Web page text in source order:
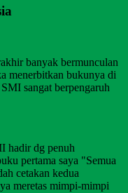
banyak bermunculan
menerbitkan bukunya di
sangat berpengaruh
hadir dg penuh
pertama saya "Semua
cetakan kedua
meretas mimpi-mimpi